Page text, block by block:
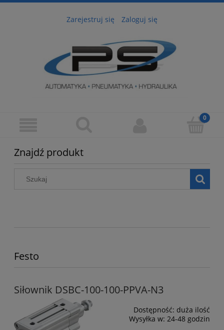
Zarejestruj się Zaloguj się
Znajdź produkt
Festo
Siłownik DSBC-100-100-PPVA-N3
Dostępność: duża ilość
Wysyłka w: 24-48 godzin